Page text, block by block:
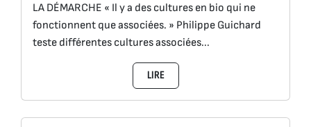
LA DÉMARCHE « Il y a des cultures en bio qui ne
fonctionnent que associées. » Philippe Guichard
teste différentes cultures associées...
LIRE